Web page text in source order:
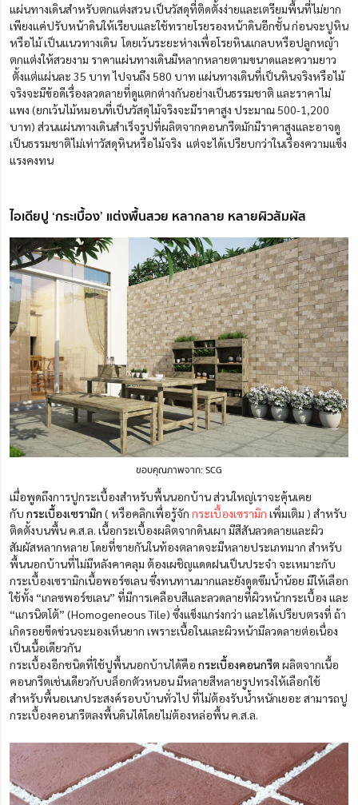
แผ่นทางเดินสำหรับตกแต่งสวน เป็นวัสดุที่ติดตั้งง่ายและเตรียมพื้นที่ไม่ยาก
เพียงแค่ปรับหน้าดินให้เรียบและใช้ทรายโรยรองหน้าดินอีกชั้น ก่อนจะปูหิน
หรือไม้ เป็นแนวทางเดิน โดยเว้นระยะห่างเพื่อโรยหินแกลบหรือปลูกหญ้า
ตกแต่งให้สวยงาม ราคาแผ่นทางเดินมีหลากหลายตามขนาดและความยาว
ตั้งแต่แผ่นละ 35 บาท ไปจนถึง 580 บาท แผ่นทางเดินที่เป็นหินจริงหรือไม้
จริงจะมีข้อดีเรื่องลวดลายที่ดูแตกต่างกันอย่างเป็นธรรมชาติ และราคาไม่
แพง (ยกเว้นไม้หมอนที่เป็นวัสดุไม้จริงจะมีราคาสูง ประมาณ 500-1,200
บาท) ส่วนแผ่นทางเดินสำเร็จรูปที่ผลิตจากคอนกรีตมักมีราคาสูงและอาจดู
เป็นธรรมชาติไม่เท่าวัสดุหินหรือไม้จริง แต่จะได้เปรียบกว่าในเรื่องความแข็ง
แรงคงทน
ไอเดียปู ‘กระเบื้อง’ แต่งพื้นสวย หลากลาย หลายผิวสัมผัส
ขอบคุณภาพจาก: SCG
เมื่อพูดถึงการปูกระเบื้องสำหรับพื้นนอกบ้าน ส่วนใหญ่เราจะคุ้นเคย
กับ กระเบื้องเซรามิก ( หรือคลิกเพื่อรู้จัก กระเบื้องเซรามิก เพิ่มเติม ) สำหรับ
ติดตั้งบนพื้น ค.ส.ล. เนื้อกระเบื้องผลิตจากดินเผา มีสีสันลวดลายและผิว
สัมผัสหลากหลาย โดยที่ขายกันในท้องตลาดจะมีหลายประเภทมาก สำหรับ
พื้นนอกบ้านที่ไม่มีหลังคาคลุม ต้องเผชิญแดดฝนเป็นประจำ จะเหมาะกับ
กระเบื้องเซรามิกเนื้อพอร์ซเลน ซึ่งทนทานมากและยังดูดซึมน้ำน้อย มีให้เลือก
ใช้ทั้ง “เกลซพอร์ชเลน” ที่มีการเคลือบสีและลวดลายที่ผิวหน้ากระเบื้อง และ
“แกรนิตโต้” (Homogeneous Tile) ซึ่งแข็งแกร่งกว่า และได้เปรียบตรงที่ ถ้า
เกิดรอยขีดข่วนจะมองเห็นยาก เพราะเนื้อในและผิวหน้ามีลวดลายต่อเนื่อง
เป็นเนื้อเดียวกัน
กระเบื้องอีกชนิดที่ใช้ปูพื้นนอกบ้านได้คือ กระเบื้องคอนกรีต ผลิตจากเนื้อ
คอนกรีตเช่นเดียวกับบล็อกตัวหนอน มีหลายสีหลายรูปทรงให้เลือกใช้
สำหรับพื้นอเนกประสงค์รอบบ้านทั่วไป ที่ไม่ต้องรับน้ำหนักเยอะ สามารถปู
กระเบื้องคอนกรีตลงพื้นดินได้โดยไม่ต้องหล่อพื้น ค.ส.ล.